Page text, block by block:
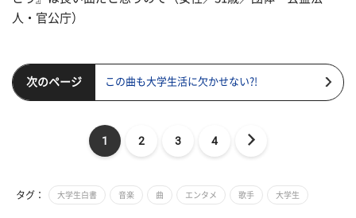
人・官公庁）
次のページ この曲も大学生活に欠かせない?!
1 2 3 4
タグ： 大学生白書 音楽 曲 エンタメ 歌手 大学生